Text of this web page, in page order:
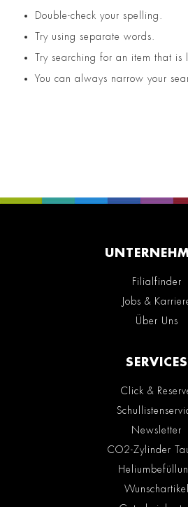
Double-check your spelling.
Try using separate words.
Try searching for an item that is
You can always narrow your
Filialfinder
Jobs &
Über Uns
SERVICES
Click &
Newsletter
CO2-Zylinder
Wunschartikel